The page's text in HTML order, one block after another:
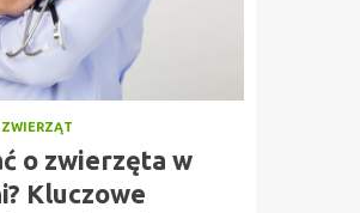
o zwierzęta w
Kluczowe